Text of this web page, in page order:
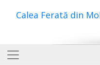
Calea Ferată din